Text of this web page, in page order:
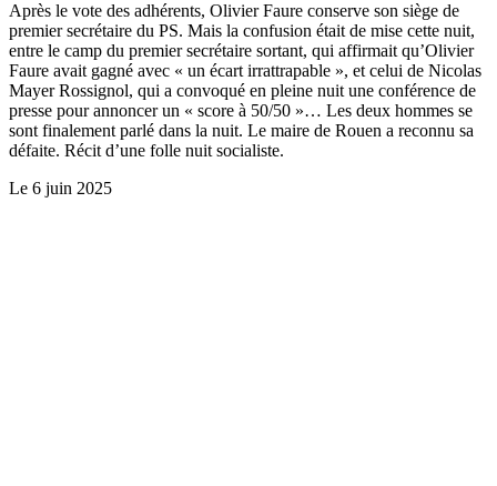
Après le vote des adhérents, Olivier Faure conserve son siège de
premier secrétaire du PS. Mais la confusion était de mise cette nuit,
entre le camp du premier secrétaire sortant, qui affirmait qu’Olivier
Faure avait gagné avec « un écart irrattrapable », et celui de Nicolas
Mayer Rossignol, qui a convoqué en pleine nuit une conférence de
presse pour annoncer un « score à 50/50 »… Les deux hommes se
sont finalement parlé dans la nuit. Le maire de Rouen a reconnu sa
défaite. Récit d’une folle nuit socialiste.
Le 6 juin 2025